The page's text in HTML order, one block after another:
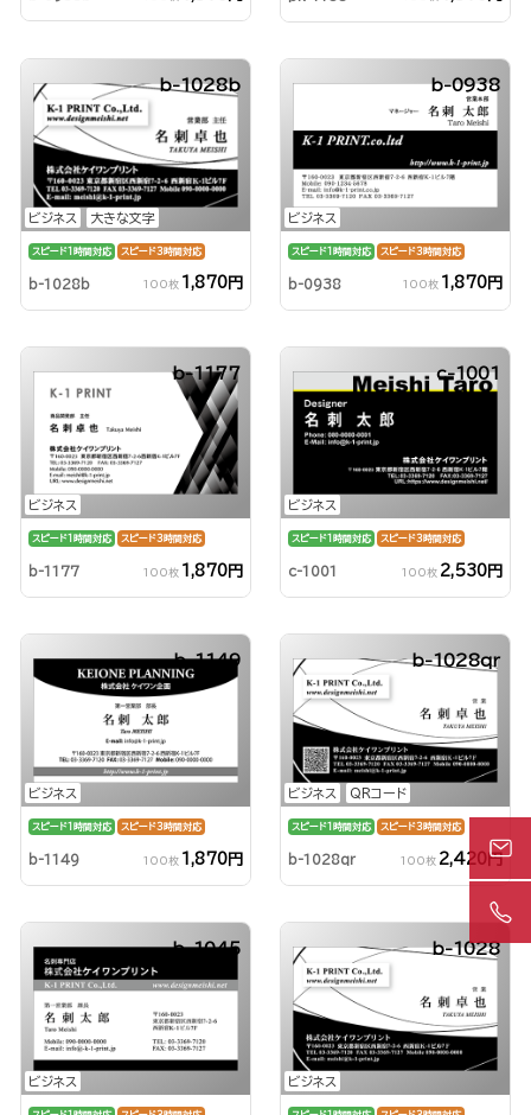
ビジネス 大きな文字
b-1028b
スピード1時間対応 スピード3時間対応
b-1028b 100枚 1,870円
ビジネス
b-0938
スピード1時間対応 スピード3時間対応
b-0938 100枚 1,870円
ビジネス
b-1177
スピード1時間対応 スピード3時間対応
b-1177 100枚 1,870円
ビジネス
c-1001
スピード1時間対応 スピード3時間対応
c-1001 100枚 2,530円
ビジネス
b-1149
スピード1時間対応 スピード3時間対応
b-1149 100枚 1,870円
ビジネス QRコード
b-1028qr
スピード1時間対応 スピード3時間対応
b-1028qr 100枚 2,420円
ビジネス
b-1045
ビジネス
b-1028